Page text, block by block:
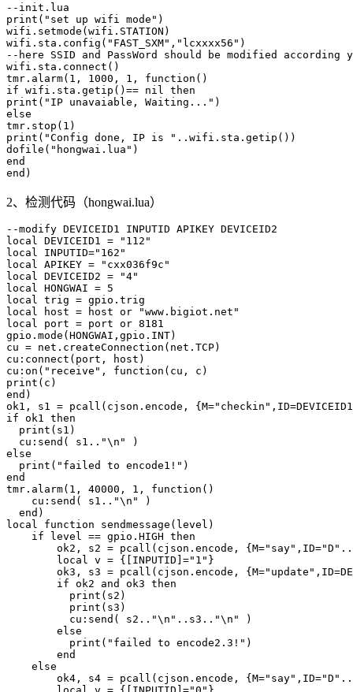
--init.lua
print("set up wifi mode")
wifi.setmode(wifi.STATION)
wifi.sta.config("FAST_SXM","lcxxxx56")
--here SSID and PassWord should be modified
wifi.sta.connect()
tmr.alarm(1, 1000, 1, function()
if wifi.sta.getip()== nil then
print("IP unavaiable, Waiting...")
else
tmr.stop(1)
print("Config done, IP is "..wifi.sta.getip())
dofile("hongwai.lua")
end
end)
2、检测代码（hongwai.lua）
--modify DEVICEID1 INPUTID APIKEY DEVICEID2
local DEVICEID1 = "112"
local INPUTID="162"
local APIKEY = "cxx036f9c"
local DEVICEID2 = "4"
local HONGWAI = 5
local trig = gpio.trig
local host = host or "www.bigiot.net"
local port = port or 8181
gpio.mode(HONGWAI,gpio.INT)
cu = net.createConnection(net.TCP)
cu:connect(port, host)
cu:on("receive", function(cu, c)
print(c)
end)
ok1, s1 = pcall(cjson.encode,
if ok1 then
print(s1)
cu:send( s1.."\n" )
else
print("failed to encode1!")
end
tmr.alarm(1, 40000, 1, function()
cu:send( s1.."\n" )
end)
local function sendmessage(level)
if level == gpio.HIGH then
ok2, s2 = pcall(cjson.encode,
local v = {[INPUTID]="1"}
ok3, s3 = pcall(cjson.encode,
if ok2 and ok3 then
print(s2)
print(s3)
cu:send( s2.."\n"..s3.."\n" )
else
print("failed to encode2.3!")
end
else
ok4, s4 = pcall(cjson.encode,